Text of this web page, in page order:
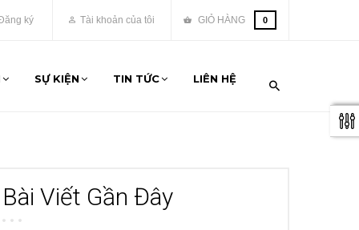
GIỎ HÀNG 0
ký Tài khoản của tôi
SỰ KIỆN TIN TỨC LIÊN HỆ
Bài Viết Gần Đây